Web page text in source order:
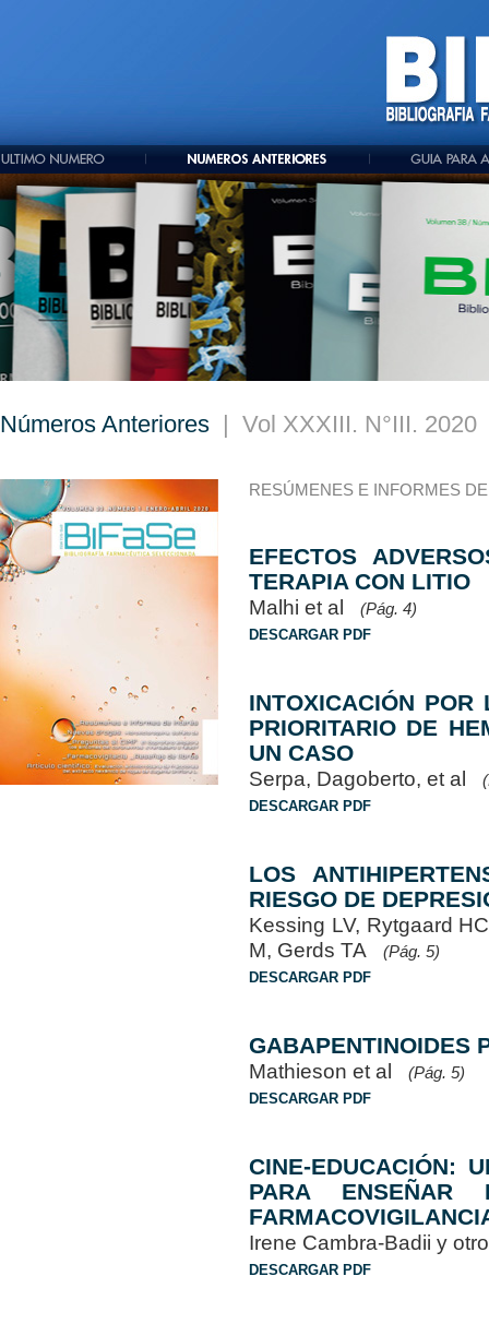
Números Anteriores | Vol XXXIII. N°III.
RESÚMENES E INFORMES
EFECTOS
TERAPIA CON LITIO
Malhi et al (Pág. 4)
DESCARGAR PDF
INTOXICACIÓN
PRIORITARIO DE
UN CASO
Serpa, Dagoberto, et al
DESCARGAR PDF
LOS
RIESGO DE
Kessing LV, Rytgaard
M, Gerds TA
(Pág. 5)
DESCARGAR PDF
GABAPENTINOIDES
Mathieson et al (Pág. 5)
DESCARGAR PDF
CINE-EDUCACIÓN:
PARA ENSEÑAR
Irene Cambra-Badii y
DESCARGAR PDF